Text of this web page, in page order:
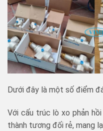
Dưới đây là một số điểm
Với cấu trúc lò xo phản
thành tương đối rẻ, mang